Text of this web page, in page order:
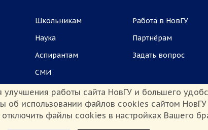
Школьникам
Наука
Аспирантам
СМИ
Работа в НовГУ
Партнёрам
Задать вопрос
работы сайта НовГУ и большего
использовании файлов cookies сайтом
файлы cookies в настройках Вашего
Настроить Cookie